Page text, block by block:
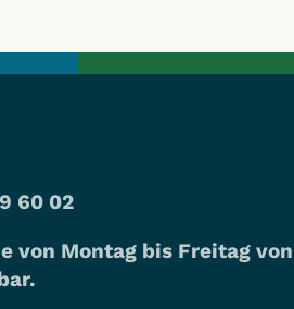
60 02
von Montag bis Freitag